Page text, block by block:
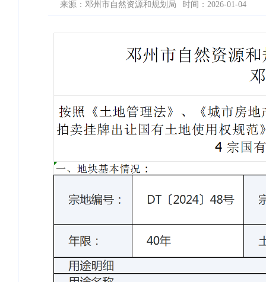
来源：邓州市自然资源和规划局 时间：2026-01-04